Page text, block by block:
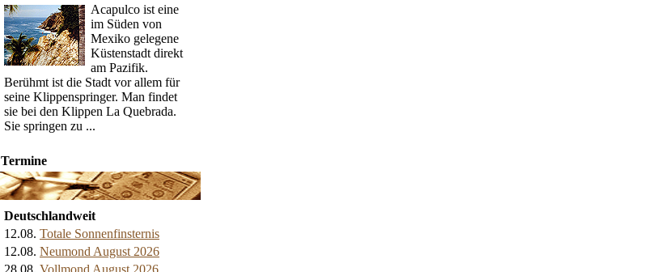
Acapulco ist eine
im Süden von
Mexiko gelegene
Küstenstadt direkt
am Pazifik.
Berühmt ist die Stadt vor allem für
seine Klippenspringer. Man findet
sie bei den Klippen La Quebrada.
Sie springen zu ...
Termine
Deutschlandweit
12.08. Totale Sonnenfinsternis
12.08. Neumond August 2026
28.08. Vollmond August 2026